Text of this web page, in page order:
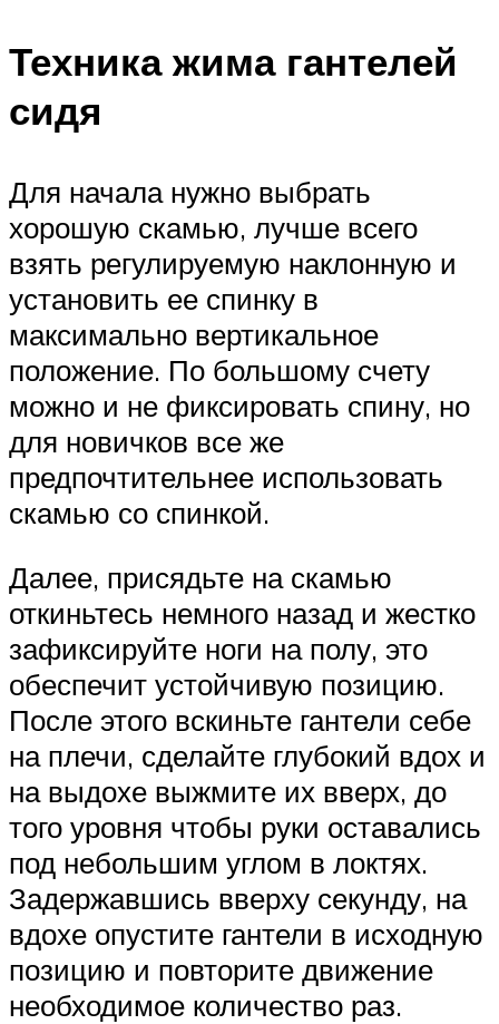
Техника жима гантелей
сидя
Для начала нужно выбрать
хорошую скамью, лучше всего
взять регулируемую наклонную и
установить ее спинку в
максимально вертикальное
положение. По большому счету
можно и не фиксировать спину, но
для новичков все же
предпочтительнее использовать
скамью со спинкой.
Далее, присядьте на скамью
откиньтесь немного назад и жестко
зафиксируйте ноги на полу, это
обеспечит устойчивую позицию.
После этого вскиньте гантели себе
на плечи, сделайте глубокий вдох и
на выдохе выжмите их вверх, до
того уровня чтобы руки оставались
под небольшим углом в локтях.
Задержавшись вверху секунду, на
вдохе опустите гантели в исходную
позицию и повторите движение
необходимое количество раз.